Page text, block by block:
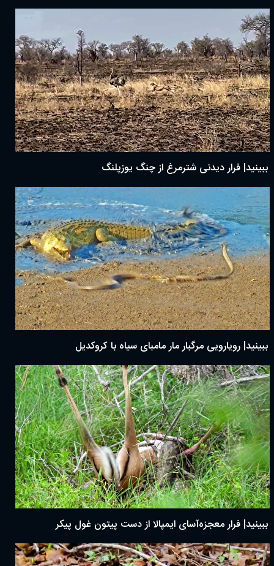
ببینید| فرار دیدنی شترمرغ از چنگ یوزپلنگ
ببینید| رویارویی مرگبار مار مامبای سیاه با کروکدیل
ببینید| فرار معجزه‌آسای ایمپالا از دست پیتون غول پیکر